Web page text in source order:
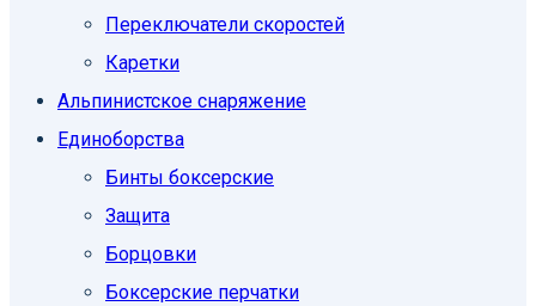
Переключатели скоростей
Каретки
Альпинистское снаряжение
Единоборcтва
Бинты боксерские
Защита
Борцовки
Боксерские перчатки